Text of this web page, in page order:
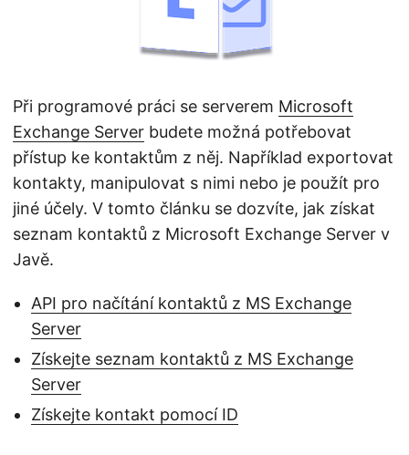
Při programové práci se serverem Microsoft
Exchange Server budete možná potřebovat
přístup ke kontaktům z něj. Například exportovat
kontakty, manipulovat s nimi nebo je použít pro
jiné účely. V tomto článku se dozvíte, jak získat
seznam kontaktů z Microsoft Exchange Server v
Javě.
API pro načítání kontaktů z MS Exchange
Server
Získejte seznam kontaktů z MS Exchange
Server
Získejte kontakt pomocí ID